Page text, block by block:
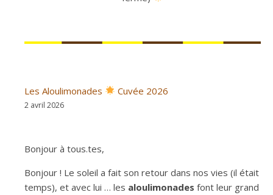
Les Aloulimonades Cuvée 2026
2 avril 2026
Bonjour à tous.tes,
Bonjour ! Le soleil a fait son retour dans nos vies (il était
temps), et avec lui … les aloulimonades font leur grand